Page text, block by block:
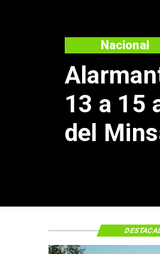
de $4
Regiones